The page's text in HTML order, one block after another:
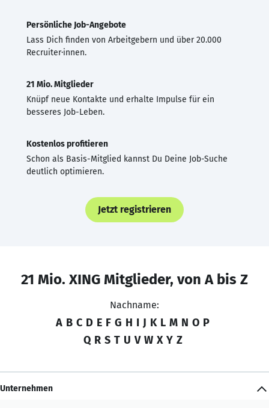
Persönliche Job-Angebote
Lass Dich finden von Arbeitgebern und über 20.000
Recruiter·innen.
21 Mio. Mitglieder
Knüpf neue Kontakte und erhalte Impulse für ein
besseres Job-Leben.
Kostenlos profitieren
Schon als Basis-Mitglied kannst Du Deine Job-Suche
deutlich optimieren.
Jetzt registrieren
21 Mio. XING Mitglieder, von A bis Z
Nachname:
A B C D E F G H I J K L M N O P
Q R S T U V W X Y Z
Unternehmen